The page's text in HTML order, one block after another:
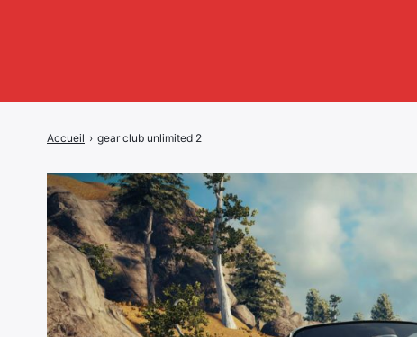
Accueil › gear club unlimited 2